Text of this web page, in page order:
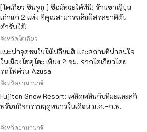
[โตเกียว ชินจูกุ ] ซื้อมัทฉะได้ที่นี่! ร้านชาญี่ปุ่น
เก่าแก่ 2 แห่ง ที่คุณสามารถสัมผัสรสชาติต้น
ตำรับได้!
จังหวัดโตเกียว
แนะนำจุดชมใบไม้เปลี่ยนสี และสถานที่น่าสนใจ
ในเมืองโฮคุโตะ เพียง 2 ชม. จากโตเกียวโดย
รถไฟด่วน Azusa
จังหวัดยามานาชิ
Fujiten Snow Resort: เพลิดเพลินกับหิมะและสกี
พร้อมกิจกรรมฤดูหนาวในเดือน ม.ค.–ก.พ.
จังหวัดยามานาชิ